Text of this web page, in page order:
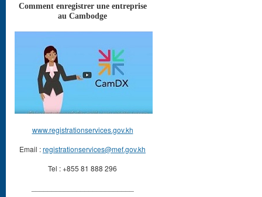
Comment enregistrer une entreprise
au Cambodge
www.registrationservices.gov.kh
Email :registrationservices@mef.gov.kh
Tel : +855 81 888 296